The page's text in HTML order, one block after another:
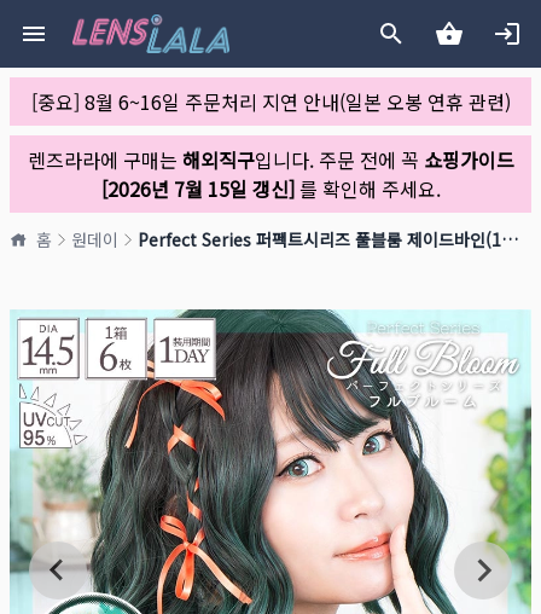
[중요] 8월 6~16일 주문처리 지연 안내(일본 오봉 연휴 관련)
렌즈라라에 구매는 해외직구입니다. 주문 전에 꼭 쇼핑가이드
[2026년 7월 15일 갱신]를 확인해 주세요.
홈 원데이 Perfect Series 퍼펙트시리즈 풀블룸 제이드바인(1박스 6개들이)